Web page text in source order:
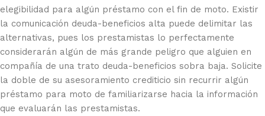
elegibilidad para algún préstamo con el fin de moto. Existir
la comunicación deuda-beneficios alta puede delimitar las
alternativas, pues los prestamistas lo perfectamente
considerarán algún de más grande peligro que alguien en
compañía de una trato deuda-beneficios sobra baja. Solicite
la doble de su asesoramiento crediticio sin recurrir algún
préstamo para moto de familiarizarse hacia la información
que evaluarán las prestamistas.